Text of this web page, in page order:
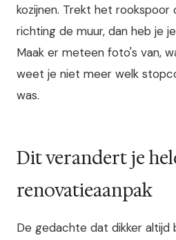
kozijnen. Trekt het
richting de muur, dan heb je
Maak er meteen foto's van,
weet je niet meer welk
was.
Dit verandert je
renovatieaanpak
De gedachte dat dikker altijd